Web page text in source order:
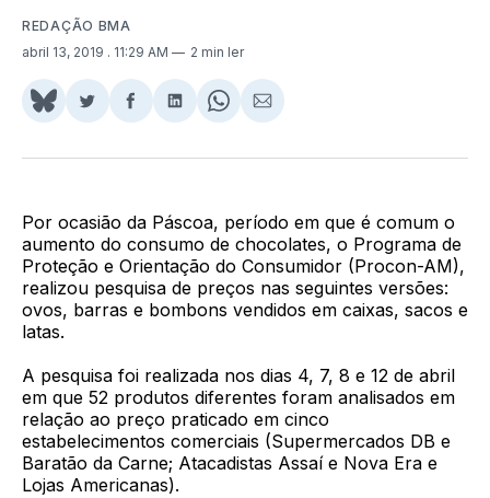
REDAÇÃO BMA
abril 13, 2019 . 11:29 AM 2 min ler
Share
BlueSky
Compartilhar
Twitter
Compartilhar
Facebook
Compartilhar
LinkedIn
Share
WhatsApp
Compartilhar
Email
Por ocasião da Páscoa, período em que é comum o
aumento do consumo de chocolates, o Programa de
Proteção e Orientação do Consumidor (Procon-AM),
realizou pesquisa de preços nas seguintes versões:
ovos, barras e bombons vendidos em caixas, sacos e
latas.
A pesquisa foi realizada nos dias 4, 7, 8 e 12 de abril
em que 52 produtos diferentes foram analisados em
relação ao preço praticado em cinco
estabelecimentos comerciais (Supermercados DB e
Baratão da Carne; Atacadistas Assaí e Nova Era e
Lojas Americanas).